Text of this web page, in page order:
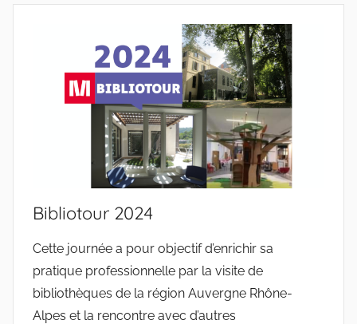
Bibliotour 2024
Cette journée a pour objectif d’enrichir sa
pratique professionnelle par la visite de
bibliothèques de la région Auvergne Rhône-
Alpes et la rencontre avec d’autres